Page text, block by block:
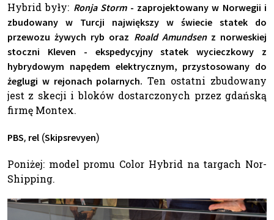
Hybrid były: Ronja Storm- zaprojektowany w Norwegii i
zbudowany w Turcji największy w świecie statek do
przewozu żywych ryb oraz Roald Amundsenz norweskiej
stoczni Kleven - ekspedycyjny statek wycieczkowy z
hybrydowym napędem elektrycznym, przystosowany do
żeglugi w rejonach polarnych. Ten ostatni zbudowany
jest z skecji i bloków dostarczonych przez gdańską
firmę Montex.
PBS, rel (Skipsrevyen)
Poniżej: model promu Color Hybrid na targach Nor-
Shipping.